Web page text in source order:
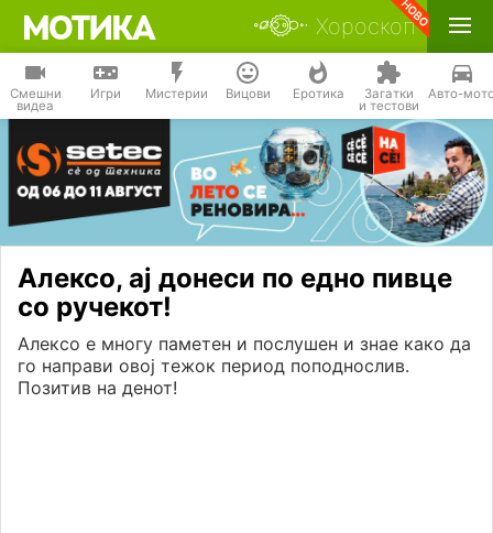
Хороскоп
Смешни
видеа
Игри Мистерии Вицови Еротика Загатки
и тестови
Авто-
Алексо, ај донеси по едно пивце
со ручекот!
Алексо е многу паметен и послушен и знае како да
го направи овој тежок период поподнослив.
Позитив на денот!